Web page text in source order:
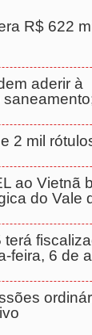
R$ 622
aderir à
2 mil
ao Vietnã
do Vale
feira, 6 de